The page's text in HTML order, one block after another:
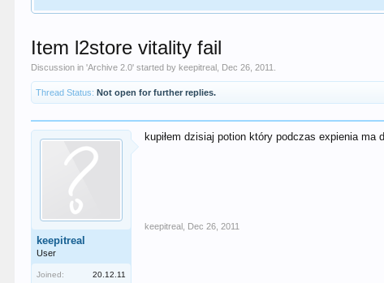
Item l2store vitality fail
Discussion in 'Archive 2.0' started bykeepitreal Dec 26, 2011
Thread Status: Not open for further replies.
keepitreal
User
Joined:
20.12.11
kupiłem dzisiaj potion który podczas expienia
keepitreal Dec 26, 2011